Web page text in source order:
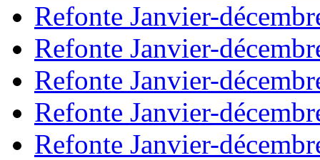
Refonte Janvier-
Refonte Janvier-
Refonte Janvier-
Refonte Janvier-
Refonte Janvier-